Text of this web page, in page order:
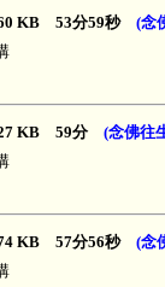
KB 53分59秒 (念
KB 59分 (念佛往
KB 57分56秒 (念